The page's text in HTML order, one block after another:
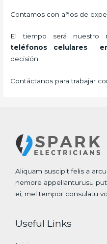
Contamos con años de
El tiempo será nuestro
teléfonos celularesen
decisión.
Contáctanos para trabajar
Aliquam suscipit felis a
nemore appellanturusu
ei, mel tempor consulatu
Useful Links